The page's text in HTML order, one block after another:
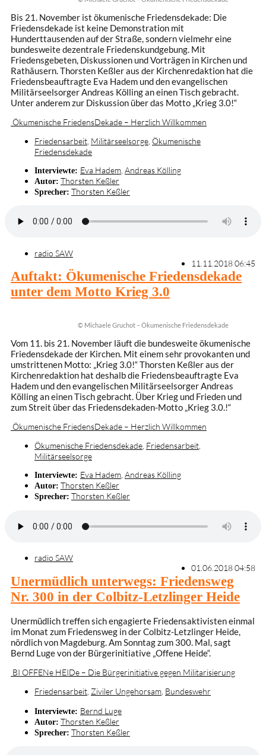
Bis 21. November ist ökumenische Friedensdekade: Die
Friedensdekade ist keine Demonstration mit
Hunderttausenden auf der Straße, sondern vielmehr eine
bundesweite dezentrale Friedenskundgebung. Mit
Friedensgebeten, Diskussionen und Vorträgen in Kirchen und
Rathäusern. Thorsten Keßler aus der Kirchenredaktion hat die
Friedensbeauftragte Eva Hadem und den evangelischen
Militärseelsorger Andreas Kölling an einen Tisch gebracht.
Unter anderem zur Diskussion über das Motto „Krieg 3.0!“
Ökumenische FriedensDekade – Herzlich Willkommen
Friedensarbeit Militärseelsorge Ökumenische
Friedensdekade
Interviewte: Eva Hadem Andreas Kölling
Autor: Thorsten Keßler
Sprecher: Thorsten Keßler
radio SAW
11.11.2018 06:45
Auftakt: Ökumenische Friedensdekade
unter dem Motto Krieg 3.0
© Michaele Gruchot – Ökumenische Friedensdekade
Vom 11. bis 21. November läuft die bundesweite ökumenische
Friedensdekade der Kirchen. Mit einem sehr provokanten und
umstrittenen Motto: „Krieg 3.0!“ Thorsten Keßler aus der
Kirchenredaktion hat deshalb die Friedensbeauftragte Eva
Hadem und den evangelischen Militärseelsorger Andreas
Kölling an einen Tisch gebracht. Über Krieg und Frieden und
zum Streit über das Friedensdekaden-Motto „Krieg 3.0.!“
Ökumenische FriedensDekade – Herzlich Willkommen
Ökumenische Friedensdekade Friedensarbeit
Militärseelsorge
Interviewte: Eva Hadem Andreas Kölling
Autor: Thorsten Keßler
Sprecher: Thorsten Keßler
radio SAW
01.06.2018 04:58
Unermüdlich unterwegs: Friedensweg
Nr. 300 in der Colbitz-Letzlinger Heide
Unermüdlich treffen sich engagierte Friedensaktivisten einmal
im Monat zum Friedensweg in der Colbitz-Letzlinger Heide,
nördlich von Magdeburg. Am Sonntag zum 300. Mal, sagt
Bernd Luge von der Bürgerinitiative „Offene Heide“.
BI OFFENe HEIDe – Die Bürgerinitiative gegen Militarisierung
Friedensarbeit, Ziviler Ungehorsam, Bundeswehr
Interviewte: Bernd Luge
Autor: Thorsten Keßler
Sprecher: Thorsten Keßler